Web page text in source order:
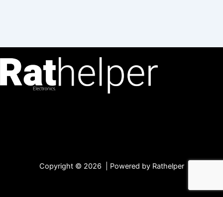
Copyright © 2026 | Powered by Rathelper